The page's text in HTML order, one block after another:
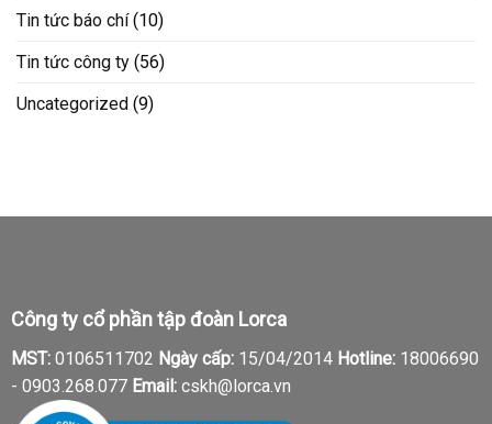
Tin tức báo chí(10)
Tin tức công ty (56)
Uncategorized (9)
Công ty cổ phần tập đoàn Lorca
MST:0106511702 Ngày cấp:15/04/2014 Hotline:18006690
- 0903.268.077 Email:cskh@lorca.vn